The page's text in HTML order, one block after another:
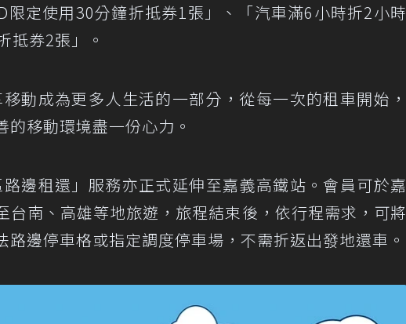
限定使用30分鐘折抵券1張」、「汽車滿6小時折2小時
抵券2張」。
動成為更多人生活的一部分，從每一次的租車開始，
移動環境盡一份心力。
邊租還」服務亦正式延伸至嘉義高鐵站。會員可於嘉
台南、高雄等地旅遊，旅程結束後，依行程需求，可將
邊停車格或指定調度停車場，不需折返出發地還車。